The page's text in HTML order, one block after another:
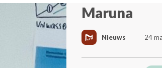
Maruna
Nieuws 24